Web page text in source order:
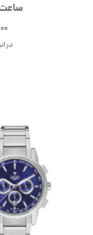
ساعت Laxmi 8507-13
در